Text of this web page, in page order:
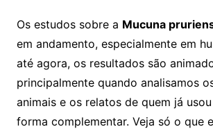
Os estudos sobre a Mucuna
em andamento, especialmente em
até agora, os resultados são
principalmente quando analisamos
animais e os relatos de quem já
forma complementar. Veja só o que